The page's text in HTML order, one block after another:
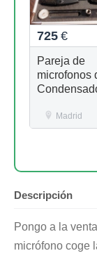
725 €
Pareja de
microfonos
Madrid
Descripción
Pongo a la
micrófono coge